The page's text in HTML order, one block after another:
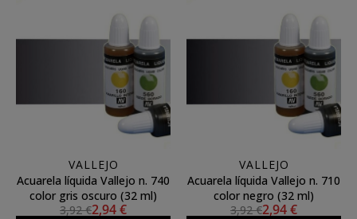
VALLEJO
Acuarela líquida Vallejo n. 740
color gris oscuro (32 ml)
3,92 €2,94 €
VALLEJO
Acuarela líquida Vallejo n. 710
color negro (32 ml)
3,92 €2,94 €